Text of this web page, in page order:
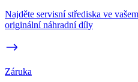
Najděte servisní střediska ve
originální náhradní díly
Záruka